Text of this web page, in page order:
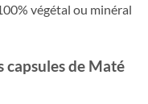
végétal ou minéral
capsules de Maté